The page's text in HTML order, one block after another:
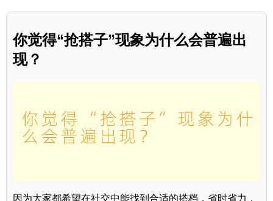
你觉得“抢搭子”现象为什么会普遍出
现？
因为大家都希望在社交中能找到合适的搭档，省时省力，